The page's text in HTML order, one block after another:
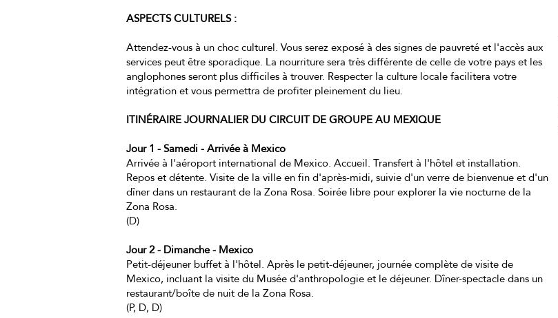
ASPECTS CULTURELS :
Attendez-vous à un choc culturel. Vous serez exposé à des signes de pauvreté et l'accès aux
services peut être sporadique. La nourriture sera très différente de celle de votre pays et les
anglophones seront plus difficiles à trouver. Respecter la culture locale facilitera votre
intégration et vous permettra de profiter pleinement du lieu.
ITINÉRAIRE JOURNALIER DU CIRCUIT DE GROUPE AU MEXIQUE
Jour 1 - Samedi - Arrivée à Mexico
Arrivée à l'aéroport international de Mexico. Accueil. Transfert à l'hôtel et installation.
Repos et détente. Visite de la ville en fin d'après-midi, suivie d'un verre de bienvenue et d'un
dîner dans un restaurant de la Zona Rosa. Soirée libre pour explorer la vie nocturne de la
Zona Rosa.
(D)
Jour 2 - Dimanche - Mexico
Petit-déjeuner buffet à l'hôtel. Après le petit-déjeuner, journée complète de visite de
Mexico, incluant la visite du Musée d'anthropologie et le déjeuner. Dîner-spectacle dans un
restaurant/boîte de nuit de la Zona Rosa.
(P, D, D)